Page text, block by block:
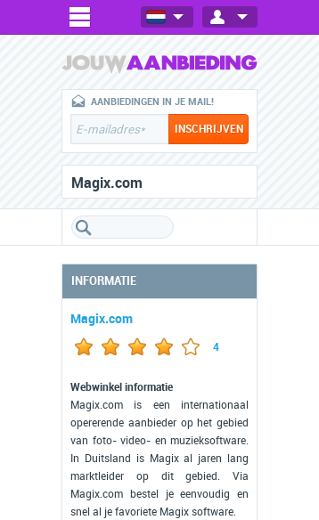
AANBIEDINGEN IN JE MAIL!
Magix.com
INFORMATIE
Magix.com
4
Webwinkel informatie
Magix.com is een internationaal
opererende aanbieder op het gebied
van foto- video- en muzieksoftware.
In Duitsland is Magix al jaren lang
marktleider op dit gebied. Via
Magix.com bestel je eenvoudig en
snel al je favoriete Magix software.